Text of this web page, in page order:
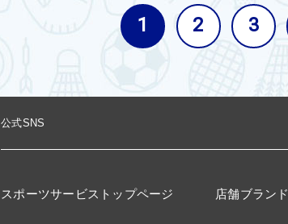
1 2 3
公式SNS
スポーツサービストップページ 店舗ブランド